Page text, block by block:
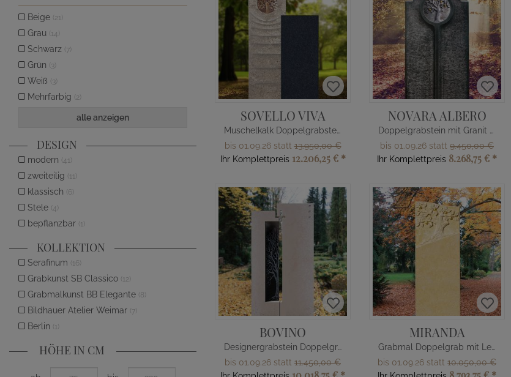
SOVELLO VIVA
Muschelkalk Doppelgrabstein mit Lebensbaum
bis 01.09.26 statt13.950,00 €
Ihr Komplettpreis 12.206,25 € *
NOVARA ALBERO
Doppelgrabstein mit Granit Lebensbaum Relief
bis 01.09.26 statt 9.450,00 €
Ihr Komplettpreis 8.268,75 € *
BOVINO
Designergrabstein Doppelgrabmal Baum
bis 01.09.26 statt 11.450,00 €
MIRANDA
Grabmal Doppelgrab mit Lebensbaum
bis 01.09.26 statt 10.050,00 €
Beige (21)
Grau (14)
Schwarz (7)
Grün (3)
Weiß (3)
Mehrfarbig (2)
alle anzeigen
DESIGN
modern (41)
zweiteilig (11)
klassisch (6)
Stele (4)
bepflanzbar (1)
KOLLEKTION
Serafinum (16)
Grabkunst SB Classico (12)
Grabmalkunst BB Elegante (8)
Bildhauer Atelier Weimar (7)
Berlin (1)
HÖHE IN CM